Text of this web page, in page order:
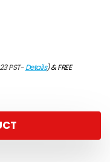
PST-Details)&FREE